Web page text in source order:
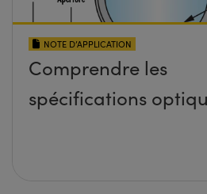
NOTE D’APPLICATION
Comprendre les
spécifications